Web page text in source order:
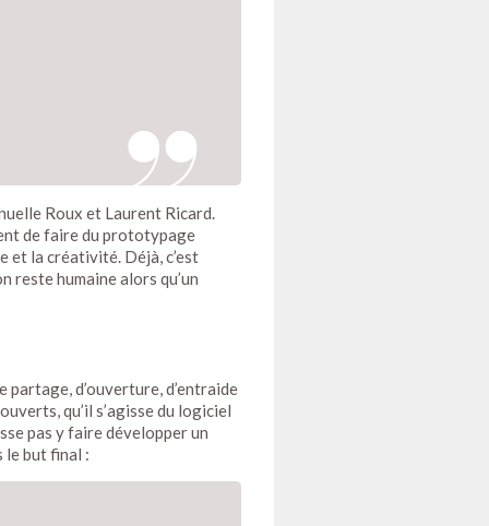
Roux et Laurent Ricard.
de faire du prototypage
et la créativité. Déjà, c’est
reste humaine alors qu’un
partage, d’ouverture, d’entraide
qu’il s’agisse du logiciel
pas y faire développer un
le but final :